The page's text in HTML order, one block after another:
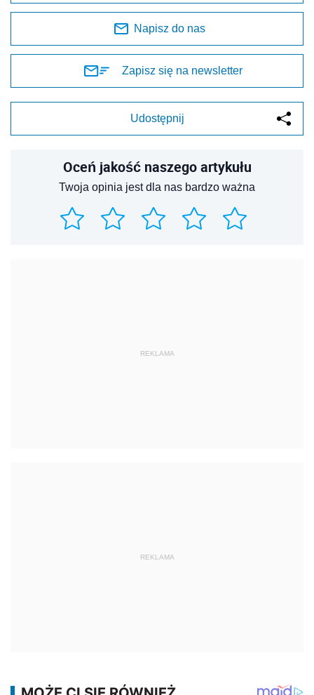
Napisz do nas
Zapisz się na newsletter
Udostępnij
Oceń jakość naszego artykułu
Twoja opinia jest dla nas bardzo ważna
REKLAMA
REKLAMA